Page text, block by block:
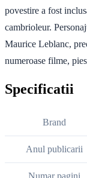
povestire a fost
cambrioleur.
Maurice Leblanc,
numeroase filme,
Specificatii
Brand
Anul publicarii
Numar pagini